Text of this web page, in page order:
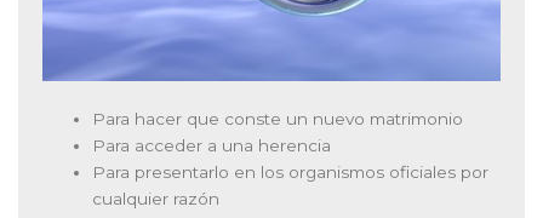
Para hacer que conste un nuevo matrimonio
Para acceder a una herencia
Para presentarlo en los organismos oficiales por
cualquier razón